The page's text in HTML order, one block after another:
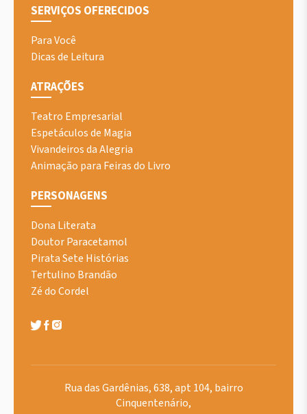
SERVIÇOS OFERECIDOS
Para Você
Dicas de Leitura
ATRAÇÕES
Teatro Empresarial
Espetáculos de Magia
Vivandeiros da Alegria
Animação para Feiras do Livro
PERSONAGENS
Dona Literata
Doutor Paracetamol
Pirata Sete Histórias
Tertulino Brandão
Zé do Cordel
Rua das Gardênias, 638, apt 104, bairro
Cinquentenário,